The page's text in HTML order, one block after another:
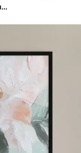
Blick auf New York City, Gebäudesilhouetten, Aquarell